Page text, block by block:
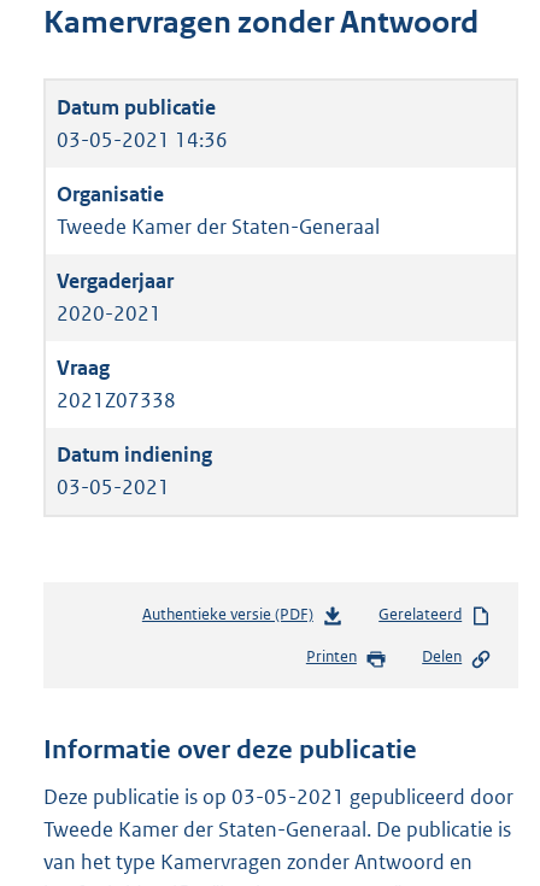
Kamervragen zonder Antwoord
03-05-2021 14:36
Tweede Kamer der Staten-Generaal
2020-2021
2021Z07338
03-05-2021
Authentieke versie (PDF)b
s
n
s
r
o
Gerelateerd
Printen Delen
Informatie over deze publicatie
Deze publicatie is op 03-05-2021 gepubliceerd door
Tweede Kamer der Staten-Generaal. De publicatie is
van het type Kamervragen zonder Antwoord en